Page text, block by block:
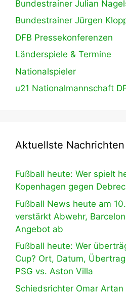
Bundestrainer Julian
Bundestrainer Jürgen
DFB Pressekonferenzen
Länderspiele & Termine
Nationalspieler
u21 Nationalmannschaft
Aktuellste Nachrichten
Fußball heute: Wer spielt
Kopenhagen gegen
Fußball News heute am
verstärkt Abwehr,
Angebot ab
Fußball heute: Wer
Cup? Ort, Datum,
PSG vs. Aston Villa
Schiedsrichter Omar